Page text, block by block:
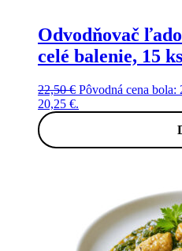
Odvodňovač
celé balenie, 15 ks
22,50€ Pôvodná cena bola:
20,25 €.